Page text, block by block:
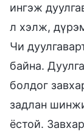
ингэж
л хэлж,
Чи
байна.
болдог
задлан
ёстой.